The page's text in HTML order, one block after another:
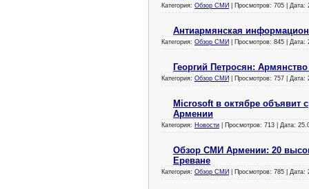
Категория: Обзор СМИ | Просмотров: 705 | Дата:
Антиармянская
Категория: Обзор СМИ | Просмотров: 845 | Дата:
Георгий Петросян:
Категория: Обзор СМИ | Просмотров: 757 | Дата:
Microsoft в октябре объявит
Армении
Категория: Новости | Просмотров: 713 | Дата:
Обзор СМИ Армении: 20
Ереване
Категория: Обзор СМИ | Просмотров: 785 | Дата: